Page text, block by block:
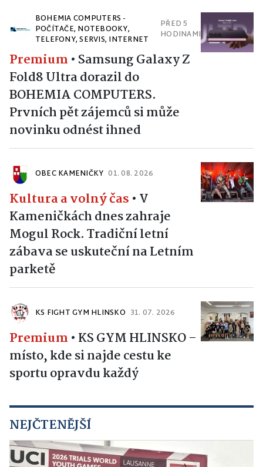
BOHEMIA COMPUTERS -
POČÍTAČE, NOTEBOOKY,
TELEFONY, SERVIS, INTERNET
PŘED 5
HODINAMI
Premium • Samsung Galaxy Z
Fold8 Ultra dorazil do
BOHEMIA COMPUTERS.
Prvních pět zájemců si může
novinku odnést ihned
OBEC KAMENIČKY 01. 08. 2026
Kultura a volný čas • V
Kameničkách dnes zahraje
Mogul Rock. Tradiční letní
zábava se uskuteční na Letním
parketě
KS FIGHT GYM HLINSKO 31. 07. 2026
Premium • KS GYM HLINSKO –
místo, kde si najde cestu ke
sportu opravdu každý
NEJČTENĚJŠÍ